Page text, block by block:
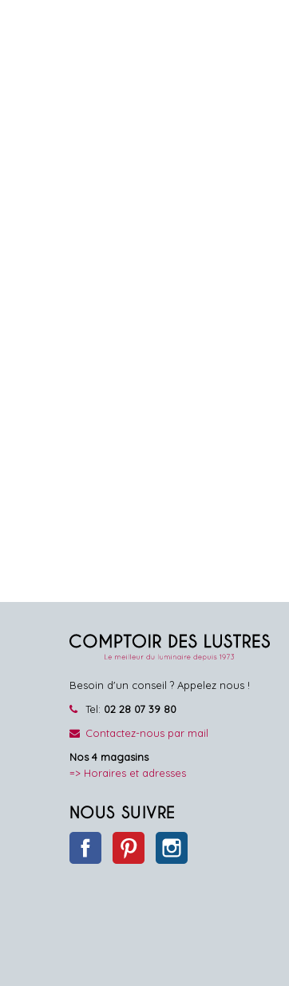
Besoin d'un conseil ? Appelez nous !
Tel: 02 28 07 39 80
Contactez-nous par mail
Nos 4 magasins
=> Horaires et adresses
NOUS SUIVRE
Facebook Pinterest
Gestion
des Cookies
Notre site utilise des cookies nécessaires au bon